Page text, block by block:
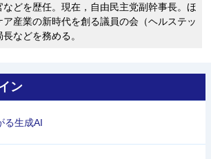
などを歴任。現在，自由民主党副幹事長。ほ
産業の新時代を創る議員の会（ヘルステッ
などを務める。
ン
る生成AI